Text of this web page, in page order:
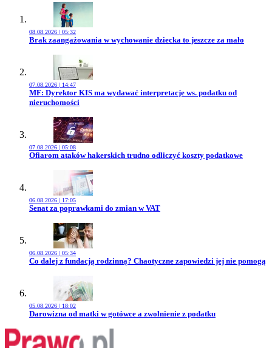
08.08.2026 | 05:32
Przejdź do artykułu:
Brak zaangażowania w wychowanie dziecka to jeszcze za mało
07.08.2026 | 14:47
Przejdź do artykułu:
MF: Dyrektor KIS ma wydawać interpretacje ws. podatku od
nieruchomości
07.08.2026 | 05:08
Przejdź do artykułu:
Ofiarom ataków hakerskich trudno odliczyć koszty podatkowe
06.08.2026 | 17:05
Przejdź do artykułu:
Senat za poprawkami do zmian w VAT
06.08.2026 | 05:34
Przejdź do artykułu:
Co dalej z fundacją rodzinną? Chaotyczne zapowiedzi jej nie pomogą
05.08.2026 | 18:02
Przejdź do artykułu:
Darowizna od matki w gotówce a zwolnienie z podatku